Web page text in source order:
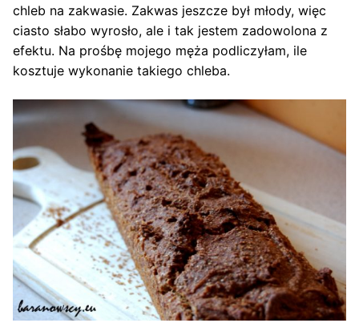
chleb na zakwasie. Zakwas jeszcze był młody, więc
ciasto słabo wyrosło, ale i tak jestem zadowolona z
efektu. Na prośbę mojego męża podliczyłam, ile
kosztuje wykonanie takiego chleba.